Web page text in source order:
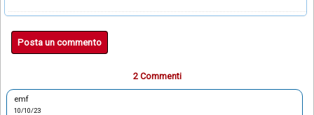
Posta un commento
2 Commenti
emf
10/10/23